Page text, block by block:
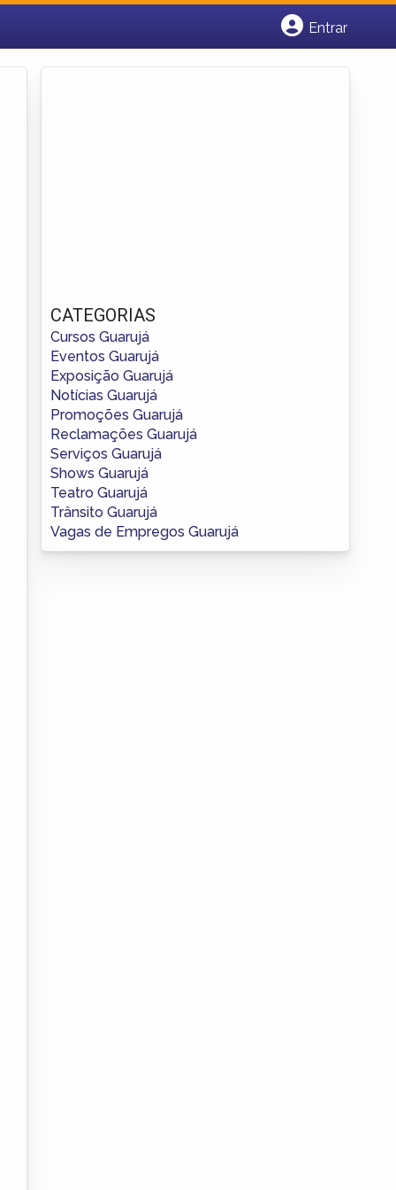
Entrar
CATEGORIAS
Cursos Guarujá
Eventos Guarujá
Exposição Guarujá
Notícias Guarujá
Promoções Guarujá
Reclamações Guarujá
Serviços Guarujá
Shows Guarujá
Teatro Guarujá
Trânsito Guarujá
Vagas de Empregos Guarujá